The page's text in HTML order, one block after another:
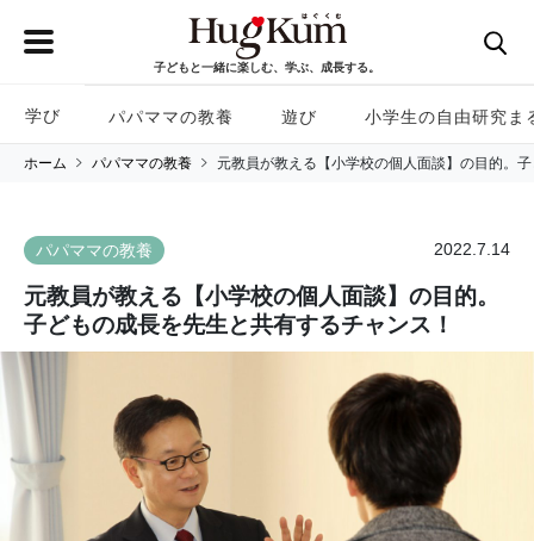
子どもと一緒に楽しむ、学ぶ、成長する。
学び パパママの教養 遊び 小学生の自由研究ま
ホーム パパママの教養 元教員が教える【小学校の個人面談】の目的。
パパママの教養 2022.7.14
元教員が教える【小学校の個人面談】の目的。
子どもの成長を先生と共有するチャンス！